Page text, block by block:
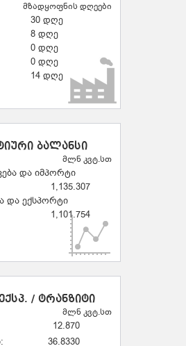
მზადყოფნის დღეები
30 დღე
8 დღე
0 დღე
0 დღე
14 დღე
ბალანსი
მლნ კვტ.სთ
და იმპორტი
1,135.307
და ექსპორტი
1,101.754
/ ტრანზიტი
მლნ კვტ.სთ
12.870
36.8330